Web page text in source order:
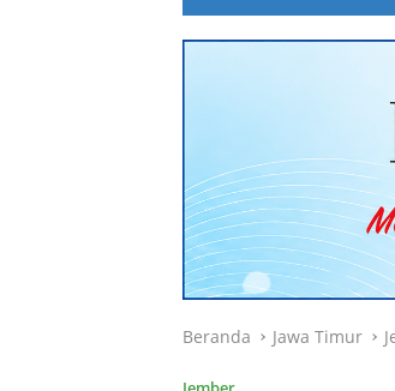
Beranda Jawa Timur